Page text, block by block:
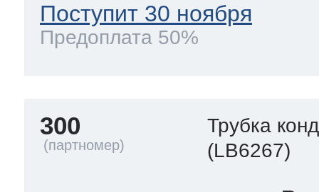
Поступит 30 ноября
Предоплата 50%
300
Трубка
(LB6267)